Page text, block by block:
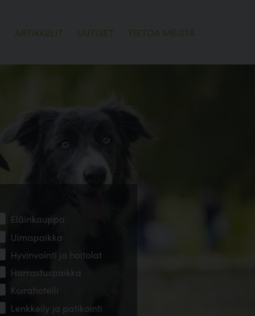
ARTIKKELIT UUTISET TIETOA MEISTÄ
Eläinkauppa
Uimapaikka
Hyvinvointi ja hoitolat
Harrastuspaikka
Koirahotelli
Lenkkeily ja patikointi